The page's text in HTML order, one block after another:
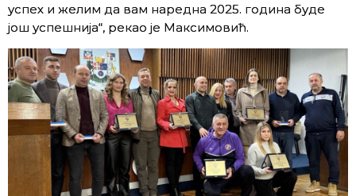
успех и желим да вам наредна 2025. година буде
још успешнија“, рекао је Максимовић.